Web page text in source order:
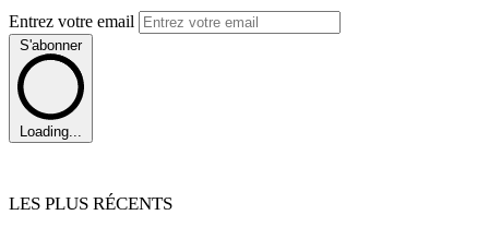
Entrez votre email
S'abonner
Loading...
LES PLUS RÉCENTS